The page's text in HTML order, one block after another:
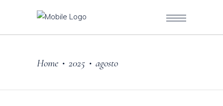
Home • 2025 • agosto